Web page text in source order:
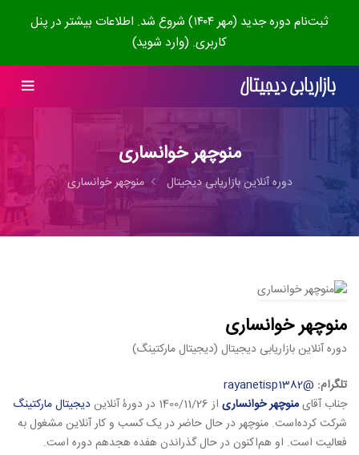
ثبت‌نام دوره جدید (مهر ۱۴۰۴) شروع شد. اطلاعات بیشتر در پنل
کاربری. (وارد شوید)
منوچهر خوانساری
دوره آنلاین بازاریابی دیجیتال منوچهر خوانساری
منوچهر خوانساری
دوره آنلاین بازاریابی دیجیتال (دیجیتال مارکتینگ)
تلگرام: @rayanetisp1382
جناب آقایمنوچهر خوانساری از 1400/11/26 در دورۀ آنلاین
دیجیتال مارکتینگ
شرکت کرده‌است. منوچهر در حال حاضر در یک کسب و کار آنلاین مشغول به
فعالیت است. او هم‌اکنون در حال گذراندن هفده هجدهم دوره است.